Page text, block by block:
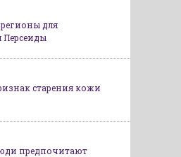
для
старения кожи
предпочитают